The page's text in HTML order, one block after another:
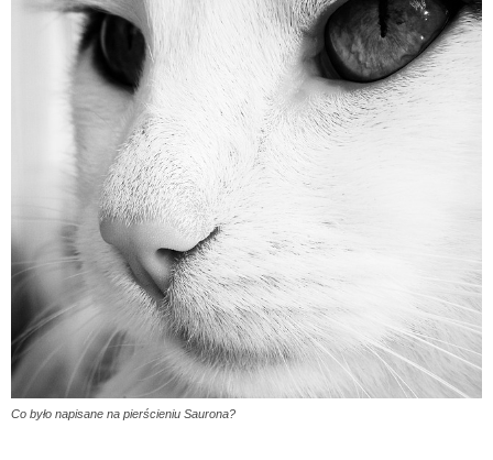
Co było napisane na pierścieniu Saurona?